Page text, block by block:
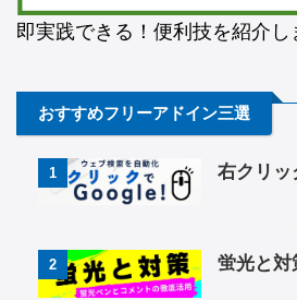
即実践できる！便利技を紹介し
おすすめフリーアドイン三選
1 右クリッ
2 蛍光と対